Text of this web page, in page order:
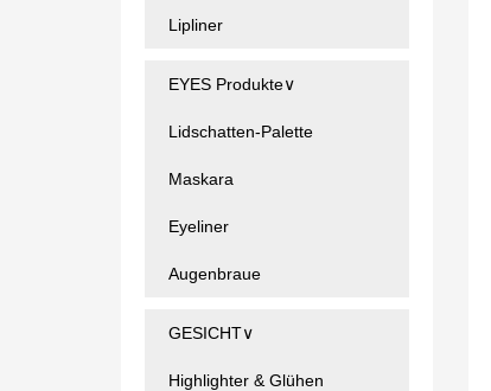
Lipliner
EYES Produkte∨
Lidschatten-Palette
Maskara
Eyeliner
Augenbraue
GESICHT∨
Highlighter & Glühen